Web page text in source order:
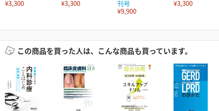
¥3,300
¥3,300
刊号
¥9,900
¥3,300
この商品を買った人は、こんな商品も買っています。